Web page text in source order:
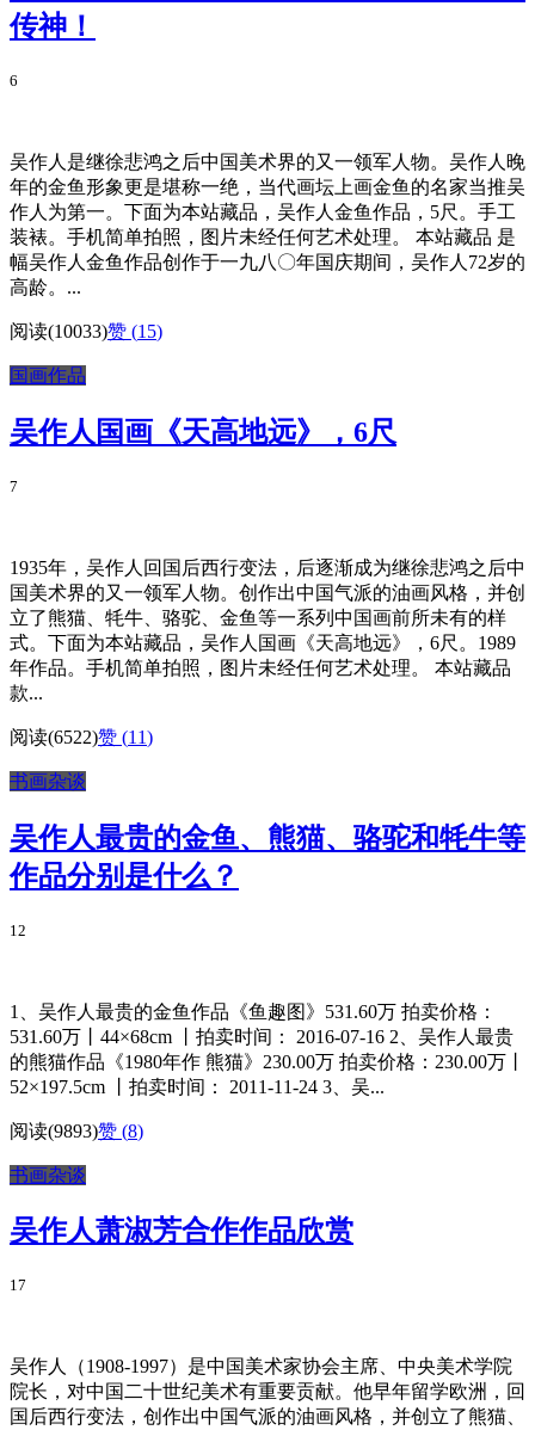
传神！
6
吴作人是继徐悲鸿之后中国美术界的又一领军人物。吴作人晚
年的金鱼形象更是堪称一绝，当代画坛上画金鱼的名家当推吴
作人为第一。下面为本站藏品，吴作人金鱼作品，5尺。手工
装裱。手机简单拍照，图片未经任何艺术处理。 本站藏品 是
幅吴作人金鱼作品创作于一九八〇年国庆期间，吴作人72岁的
高龄。...
阅读(10033)赞 (15)
国画作品
吴作人国画《天高地远》，6尺
7
1935年，吴作人回国后西行变法，后逐渐成为继徐悲鸿之后中
国美术界的又一领军人物。创作出中国气派的油画风格，并创
立了熊猫、牦牛、骆驼、金鱼等一系列中国画前所未有的样
式。下面为本站藏品，吴作人国画《天高地远》，6尺。1989
年作品。手机简单拍照，图片未经任何艺术处理。 本站藏品
款...
阅读(6522)赞 (11)
书画杂谈
吴作人最贵的金鱼、熊猫、骆驼和牦牛等
作品分别是什么？
12
1、吴作人最贵的金鱼作品《鱼趣图》531.60万 拍卖价格：
531.60万丨44×68cm 丨拍卖时间： 2016-07-16 2、吴作人最贵
的熊猫作品《1980年作 熊猫》230.00万 拍卖价格：230.00万丨
52×197.5cm 丨拍卖时间： 2011-11-24 3、吴...
阅读(9893)赞 (8)
书画杂谈
吴作人萧淑芳合作作品欣赏
17
吴作人（1908-1997）是中国美术家协会主席、中央美术学院
院长，对中国二十世纪美术有重要贡献。他早年留学欧洲，回
国后西行变法，创作出中国气派的油画风格，并创立了熊猫、